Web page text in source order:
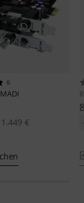
6
1.449 €